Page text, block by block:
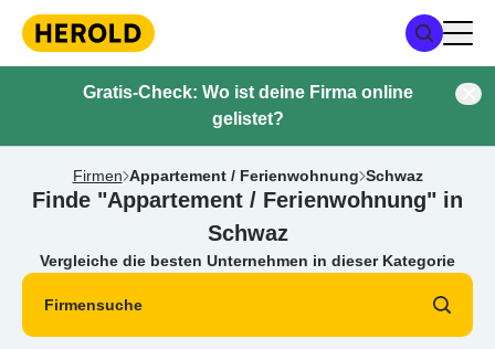
Gratis-Check: Wo ist deine Firma online
gelistet?
Firmen Appartement / Ferienwohnung Schwaz
Finde "Appartement / Ferienwohnung" in
Schwaz
Vergleiche die besten Unternehmen in dieser Kategorie
Firmensuche